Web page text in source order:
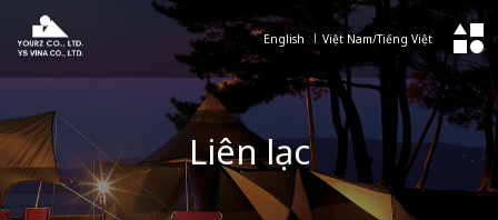
English Việt Nam/Tiếng Việt
Liên lạc